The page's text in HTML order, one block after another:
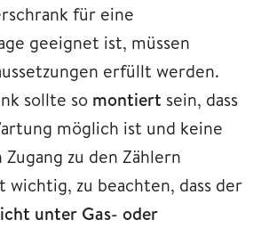
für eine
geeignet ist, müssen
erfüllt werden.
sollte so montiert sein, dass
möglich ist und keine
zu den Zählern
wichtig, zu beachten, dass der
unter Gas- oder